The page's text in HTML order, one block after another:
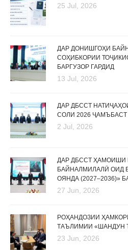
25 Jul, 2026
ДАР ДОНИШГОҲИ
СОҲИБКОРИИ
БАРГУЗОР ГАРДИД
13 Jul, 2026
ДАР ДБССТ
СОЛИ 2026 ҶАМЪБАСТ
2 Jul, 2026
ДАР ДБССТ ҲАМОИШИ
БАЙНАЛМИЛАЛӢ ОИД
ОЯНДА (2027–2036)»
27 Jun, 2026
РОҲАНДОЗИИ
ТАЪЛИМИИ «ШАНДУН
23 Jun, 2026